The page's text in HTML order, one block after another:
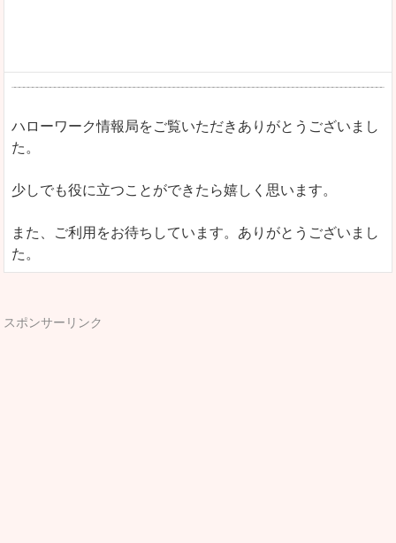
ハローワーク情報局をご覧いただきありがとうございまし
た。
少しでも役に立つことができたら嬉しく思います。
また、ご利用をお待ちしています。ありがとうございまし
た。
スポンサーリンク